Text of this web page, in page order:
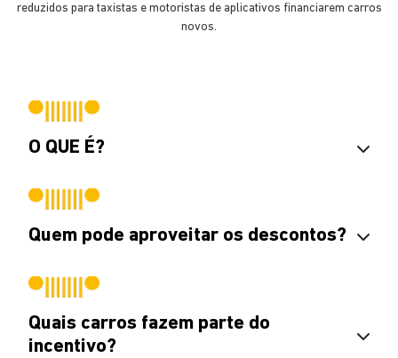
reduzidos para taxistas e motoristas de aplicativos financiarem carros
novos.
O QUE É?
Quem pode aproveitar os descontos?
Quais carros fazem parte do
incentivo?